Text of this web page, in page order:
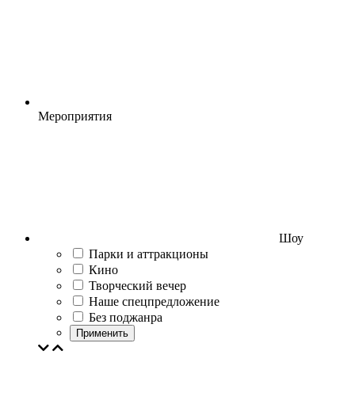
Мероприятия
Шоу
Парки и аттракционы
Кино
Творческий вечер
Наше спецпредложение
Без поджанра
Применить